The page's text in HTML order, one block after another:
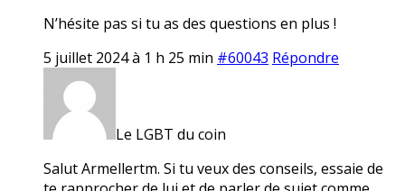
N’hésite pas si tu as des questions en plus !
5 juillet 2024 à 1 h 25 min #60043 Répondre
Le LGBT du coin
Salut Armellertm. Si tu veux des conseils, essaie de